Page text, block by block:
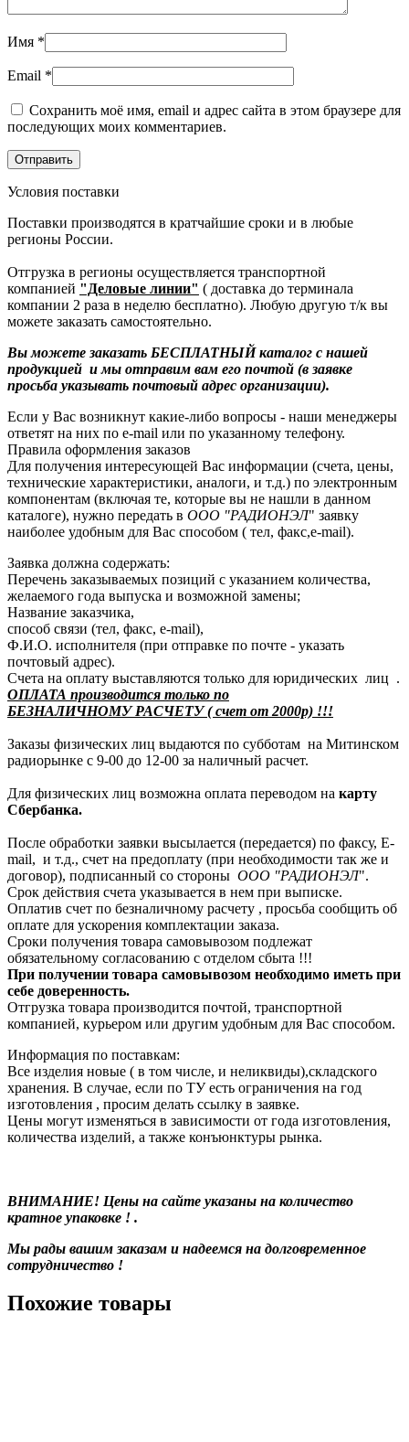
Имя *
Email *
Сохранить моё имя, email и адрес сайта в этом браузере для
последующих моих комментариев.
Условия поставки
Поставки производятся в кратчайшие сроки и в любые
регионы России.
Отгрузка в регионы осуществляется транспортной
компанией "Деловые линии" ( доставка до терминала
компании 2 раза в неделю бесплатно). Любую другую т/к вы
можете заказать самостоятельно.
Вы можете заказать БЕСПЛАТНЫЙ каталог с нашей
продукцией и мы отправим вам его почтой (в заявке
просьба указывать почтовый адрес организации).
Если у Вас возникнут какие-либо вопросы - наши менеджеры
ответят на них по e-mail или по указанному телефону.
Правила оформления заказов
Для получения интересующей Вас информации (счета, цены,
технические характеристики, аналоги, и т.д.) по электронным
компонентам (включая те, которые вы не нашли в данном
каталоге), нужно передать в ООО "РАДИОНЭЛ" заявку
наиболее удобным для Вас способом ( тел, факс,e-mail).
Заявка должна содержать:
Перечень заказываемых позиций с указанием количества,
желаемого года выпуска и возможной замены;
Название заказчика,
способ связи (тел, факс, e-mail),
Ф.И.О. исполнителя (при отправке по почте - указать
почтовый адрес).
Счета на оплату выставляются только для юридических лиц .
ОПЛАТА производится только по
БЕЗНАЛИЧНОМУ РАСЧЕТУ ( счет от 2000р) !!!
Заказы физических лиц выдаются по субботам на Митинском
радиорынке с 9-00 до 12-00 за наличный расчет.
Для физических лиц возможна оплата переводом на карту
Сбербанка.
После обработки заявки высылается (передается) по факсу, E-
mail, и т.д., счет на предоплату (при необходимости так же и
договор), подписанный со стороны ООО "РАДИОНЭЛ".
Срок действия счета указывается в нем при выписке.
Оплатив счет по безналичному расчету , просьба сообщить об
оплате для ускорения комплектации заказа.
Сроки получения товара самовывозом подлежат
обязательному согласованию с отделом сбыта !!!
При получении товара самовывозом необходимо иметь при
себе доверенность.
Отгрузка товара производится почтой, транспортной
компанией, курьером или другим удобным для Вас способом.
Информация по поставкам:
Все изделия новые ( в том числе, и неликвиды),складского
хранения. В случае, если по ТУ есть ограничения на год
изготовления , просим делать ссылку в заявке.
Цены могут изменяться в зависимости от года изготовления,
количества изделий, а также конъюнктуры рынка.
ВНИМАНИЕ! Цены на сайте указаны на количество
кратное упаковке ! .
Мы рады вашим заказам и надеемся на долговременное
сотрудничество !
Похожие товары